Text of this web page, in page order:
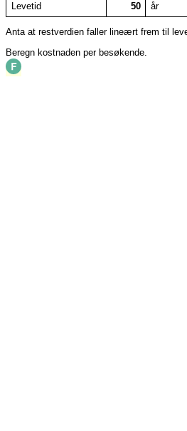
Levetid
50 år
Anta at restverdien faller lineært frem til
Beregn kostnaden per besøkende.